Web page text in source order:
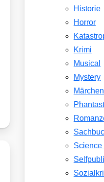
Historie
Horror
Krimi
Musical
Mystery
Märchen
Science